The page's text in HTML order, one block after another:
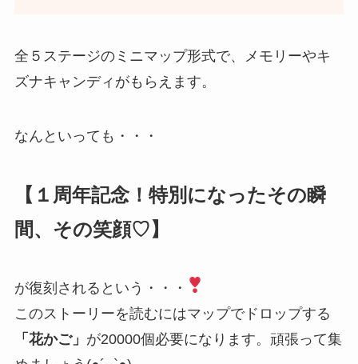
全５ステージのミニマップ形式で、メモリーやキ
ズナキャンディがもらえます。
なんといっても・・・
【１周年記念！特別になったその瞬
間、その笑顔♡】
が復刻されるという・・・
このストーリーを読むにはマップでドロップする
「花かご」 が20000個必要になります。頑張って集